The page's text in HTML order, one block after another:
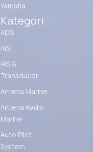
Yamaha
Kategori
ADS
AIS
AIS &
Transducer
Antena Marine
Antena Radio
Marine
Auto Pilot
System